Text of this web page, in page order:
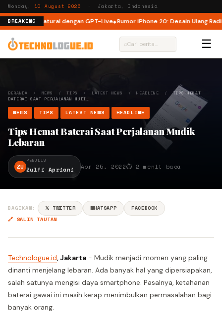
Monday, 10 August 2026 · Jakarta, Indonesia
BREAKING
Lebih Natural dengan GPT-Live Rumor iPhone 20: Desain Ulang
⌕ ☰
BERANDA / NEWS /TIPS / LATEST NEWS /HEADLINE /TIPS HEMAT
BATERAI SAAT PERJALANAN MUDI…
NEWS TIPS LATEST NEWS HEADLINE
Tips Hemat Baterai Saat Perjalanan Mudik
Lebaran
ZU
PENULIS
Zulfi Apriani Apr 25, 2022⏱ 2 menit baca
BAGIKAN: 𝕏 TWITTER WHATSAPP
FACEBOOK
🔗 SALIN TAUTAN
Technologue.id, Jakarta - Mudik menjadi momen yang paling
dinanti menjelang lebaran. Ada banyak hal yang dipersiapakan,
salah satunya mengisi daya smartphone. Pasalnya, ketahanan
baterai gawai ini masih kerap menimbulkan permasalahan bagi
banyak orang.